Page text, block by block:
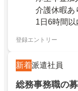
介護休暇あ
1日6時間以
登録エントリー
新着派遣社員
総務事務職の